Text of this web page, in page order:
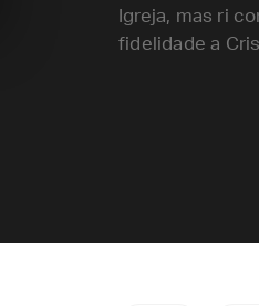
Igreja, mas ri
fidelidade a